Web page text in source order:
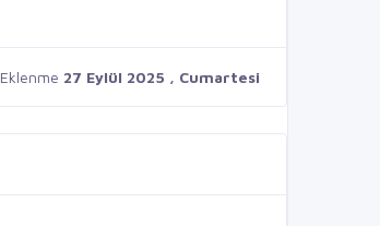
Eklenme 27 Eylül 2025 , Cumartesi